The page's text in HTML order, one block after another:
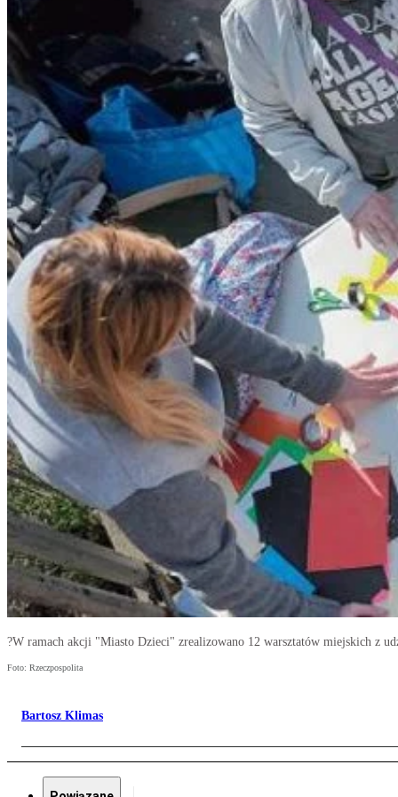
?W ramach akcji "Miasto Dzieci" zrealizowano 12 warsztatów miejskich z
Foto: Rzeczpospolita
Bartosz Klimas